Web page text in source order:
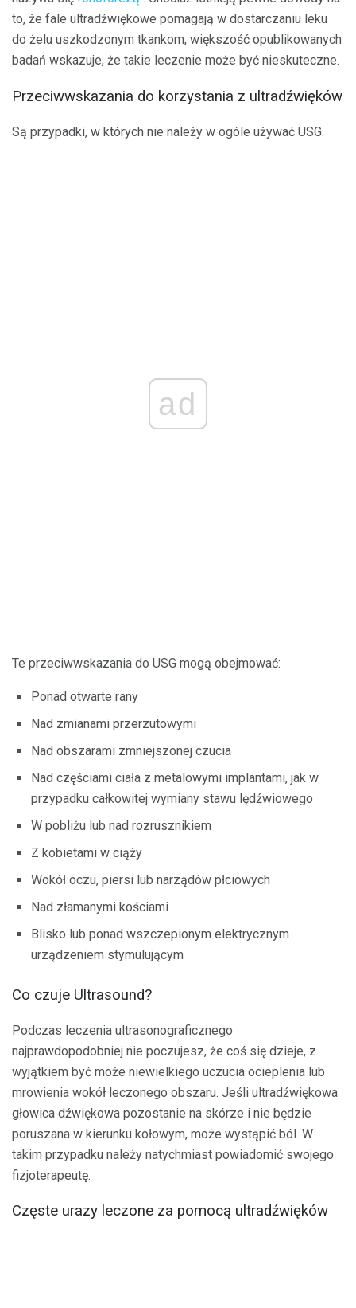
to, że fale ultradźwiękowe pomagają w dostarczaniu leku
do żelu uszkodzonym tkankom, większość opublikowanych
badań wskazuje, że takie leczenie może być nieskuteczne.
Przeciwwskazania do korzystania z ultradźwięków
Są przypadki, w których nie należy w ogóle używać USG.
ad
Te przeciwwskazania do USG mogą obejmować:
Ponad otwarte rany
Nad zmianami przerzutowymi
Nad obszarami zmniejszonej czucia
Nad częściami ciała z metalowymi implantami, jak w
przypadku całkowitej wymiany stawu lędźwiowego
W pobliżu lub nad rozrusznikiem
Z kobietami w ciąży
Wokół oczu, piersi lub narządów płciowych
Nad złamanymi kościami
Blisko lub ponad wszczepionym elektrycznym
urządzeniem stymulującym
Co czuje Ultrasound?
Podczas leczenia ultrasonograficznego
najprawdopodobniej nie poczujesz, że coś się dzieje, z
wyjątkiem być może niewielkiego uczucia ocieplenia lub
mrowienia wokół leczonego obszaru. Jeśli ultradźwiękowa
głowica dźwiękowa pozostanie na skórze i nie będzie
poruszana w kierunku kołowym, może wystąpić ból. W
takim przypadku należy natychmiast powiadomić swojego
fizjoterapeutę.
Częste urazy leczone za pomocą ultradźwięków